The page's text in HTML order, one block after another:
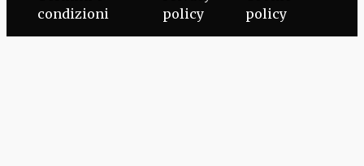
condizioni
policy
policy